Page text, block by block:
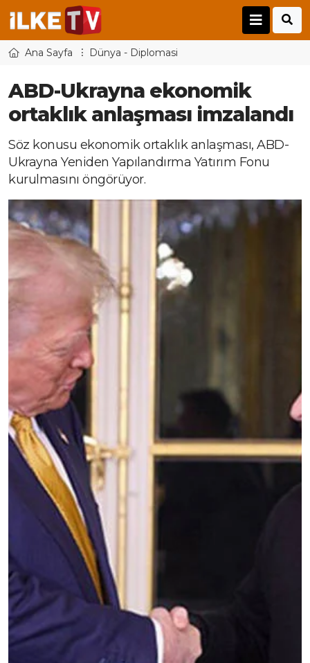
Ana Sayfa Dünya - Diplomasi
ABD-Ukrayna ekonomik
ortaklık anlaşması imzalandı
Söz konusu ekonomik ortaklık anlaşması, ABD-
Ukrayna Yeniden Yapılandırma Yatırım Fonu
kurulmasını öngörüyor.